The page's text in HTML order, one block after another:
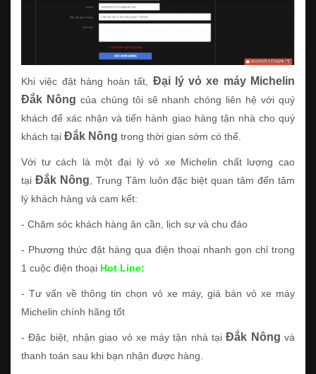
Khi việc đặt hàng hoàn tất, Đại lý vỏ xe máy Michelin
Đắk Nông của chúng tôi sẽ nhanh chóng liên hệ với quý
khách để xác nhận và tiến hành giao hàng tận nhà cho quý
khách tại Đắk Nông trong thời gian sớm có thể.
Với tư cách là một đại lý vỏ xe Michelin chất lượng cao
tại Đắk Nông , Trung Tâm luôn đặc biệt quan tâm đến tâm
lý khách hàng và cam kết:
- Chăm sóc khách hàng ân cần, lịch sự và chu đáo
- Phương thức đặt hàng qua điện thoại nhanh gọn chỉ trong
1 cuộc điện thoại Hot Line:
- Tư vấn về thông tin chọn vỏ xe máy, giá bán vỏ xe máy
Michelin chính hãng tốt
- Đặc biệt, nhận giao vỏ xe máy tận nhà tạiĐắk Nông và
thanh toán sau khi bạn nhận được hàng.